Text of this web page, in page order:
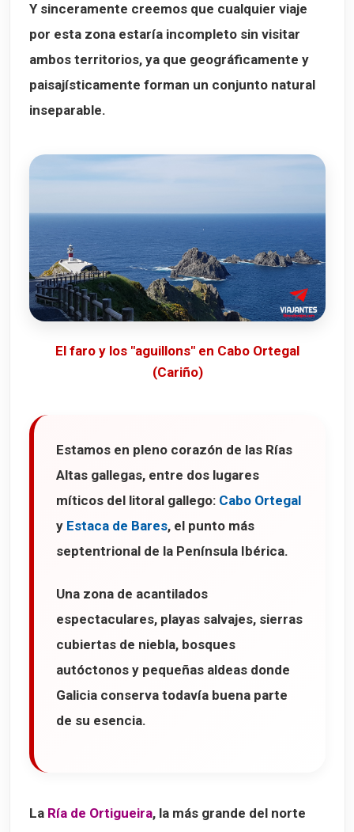
Y sinceramente creemos que cualquier viaje
por esta zona estaría incompleto sin visitar
ambos territorios, ya que geográficamente y
paisajísticamente forman un conjunto natural
inseparable.
El faro y los "aguillons" en Cabo Ortegal
(Cariño)
Estamos en pleno corazón de las Rías
Altas gallegas, entre dos lugares
míticos del litoral gallego: Cabo Ortegal
y Estaca de Bares, el punto más
septentrional de la Península Ibérica.
Una zona de acantilados
espectaculares, playas salvajes, sierras
cubiertas de niebla, bosques
autóctonos y pequeñas aldeas donde
Galicia conserva todavía buena parte
de su esencia.
La Ría de Ortigueira, la más grande del norte